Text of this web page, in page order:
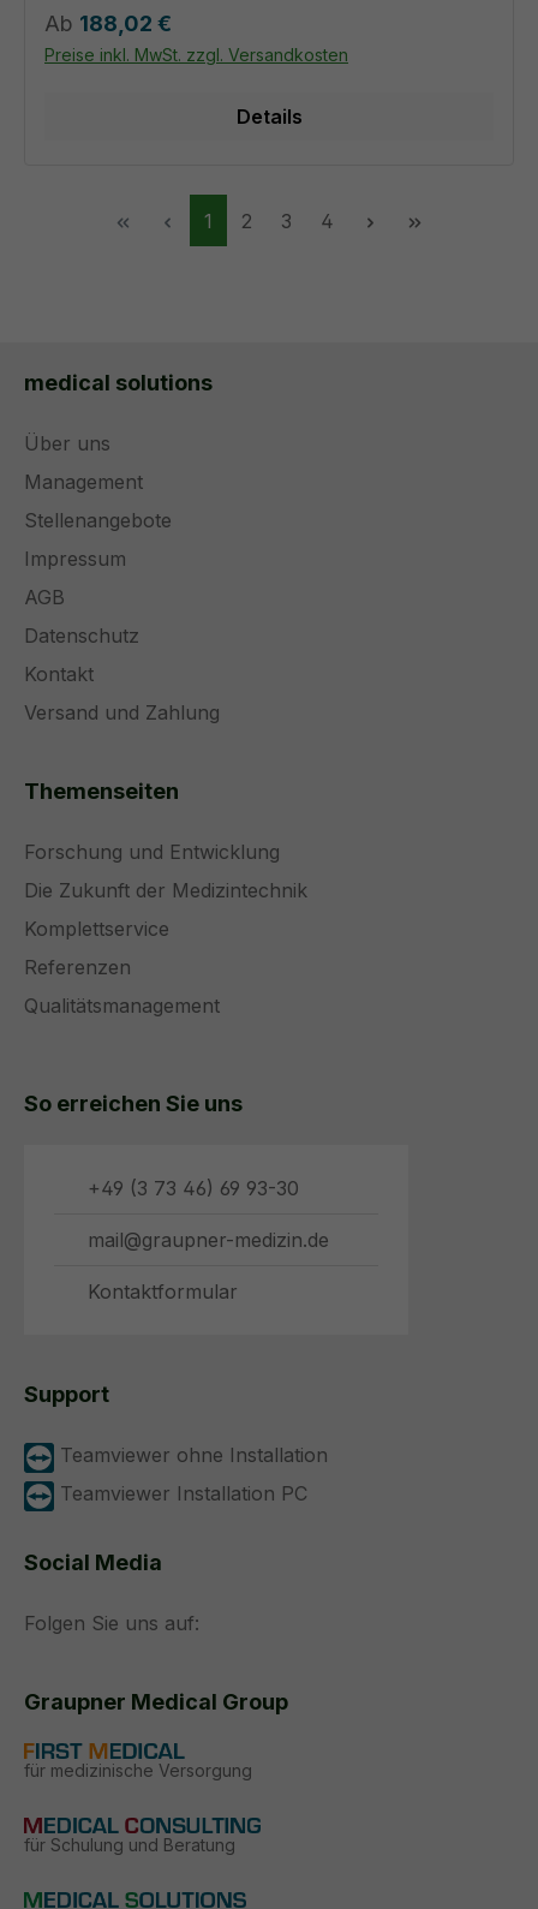
Regulärer Preis:
Ab 188,02 €
Preise inkl. MwSt. zzgl. Versandkosten
Details
Seite
1 Seite
2 Seite
3 Seite
4
medical solutions
Über uns
Management
Stellenangebote
Impressum
AGB
Datenschutz
Kontakt
Versand und Zahlung
Themenseiten
Forschung und Entwicklung
Die Zukunft der Medizintechnik
Komplettservice
Referenzen
Qualitätsmanagement
So erreichen Sie uns
+49 (3 73 46) 69 93-30
mail@graupner-medizin.de
Kontaktformular
Support
Teamviewer ohne Installation
Teamviewer Installation PC
Social Media
Folgen Sie uns auf:
Graupner Medical Group
für medizinische Versorgung
für Schulung und Beratung